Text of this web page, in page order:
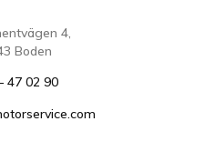
4,
Boden
47 02 90